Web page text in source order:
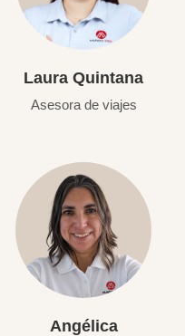
Laura Quintana
Asesora de viajes
Angélica